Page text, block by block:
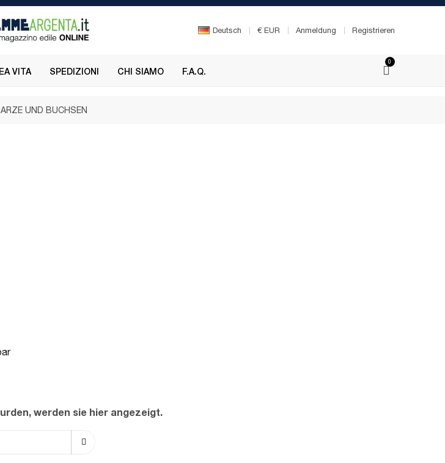
Deutsch € EUR Anmeldung Registrieren
VITA SPEDIZIONI CHI SIAMO F.A.Q.
0
UND BUCHSEN
werden sie hier angezeigt.